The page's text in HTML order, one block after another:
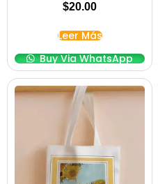
$20.00
Leer Más
Buy Via WhatsApp